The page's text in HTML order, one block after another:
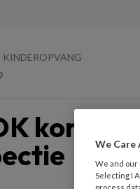
komtWe Care
We and our
Selecting I